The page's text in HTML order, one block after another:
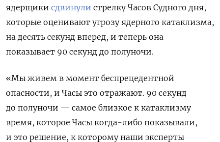
ядерщики сдвинули стрелку Часов Судного дня,
которые оценивают угрозу ядерного катаклизма,
на десять секунд вперед, и теперь она
показывает 90 секунд до полуночи.
«Мы живем в момент беспрецедентной
опасности, и Часы это отражают. 90 секунд
до полуночи — самое близкое к катаклизму
время, которое Часы когда-либо показывали,
и это решение, к которому наши эксперты